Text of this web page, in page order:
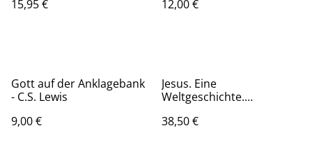
15,95 €
12,00 €
Gott auf der Anklagebank
- C.S. Lewis
9,00 €
Jesus. Eine
Weltgeschichte.
Spieker
38,50 €